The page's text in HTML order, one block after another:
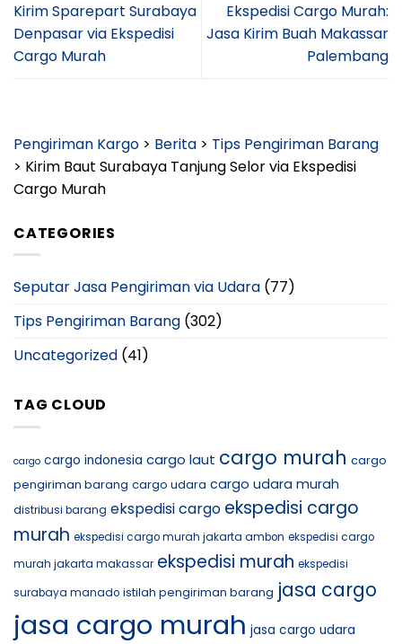
Kirim Sparepart Surabaya
Denpasar via Ekspedisi
Cargo Murah
Ekspedisi Cargo Murah:
Jasa Kirim Buah Makassar
Palembang
Pengiriman Kargo > Berita > Tips Pengiriman Barang
> Kirim Baut Surabaya Tanjung Selor via Ekspedisi
Cargo Murah
CATEGORIES
Seputar Jasa Pengiriman via Udara (77)
Tips Pengiriman Barang (302)
Uncategorized (41)
TAG CLOUD
cargo cargo indonesia cargo laut cargo murah cargo
pengiriman barang cargo udara cargo udara murah
distribusi barang ekspedisi cargo ekspedisi cargo
murah ekspedisi cargo murah jakarta ambon ekspedisi cargo
murah jakarta makassar ekspedisi murah ekspedisi
surabaya manado istilah pengiriman barang jasa cargo
jasa cargo murah jasa cargo udara